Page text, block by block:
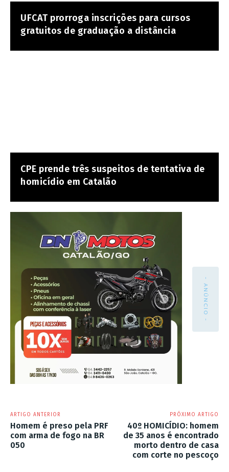
UFCAT prorroga inscrições para cursos
gratuitos de graduação a distância
CPE prende três suspeitos de tentativa de
homicídio em Catalão
- ANÚNCIO -
ARTIGO ANTERIOR
Homem é preso pela PRF
com arma de fogo na BR
050
PRÓXIMO ARTIGO
40º HOMICÍDIO: homem
de 35 anos é encontrado
morto dentro de casa
com corte no pescoço